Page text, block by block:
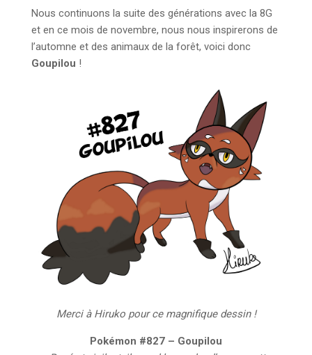
Nous continuons la suite des générations avec la 8G
et en ce mois de novembre, nous nous inspirerons de
l’automne et des animaux de la forêt, voici donc
Goupilou !
Merci à Hiruko pour ce magnifique dessin !
Pokémon #827 – Goupilou